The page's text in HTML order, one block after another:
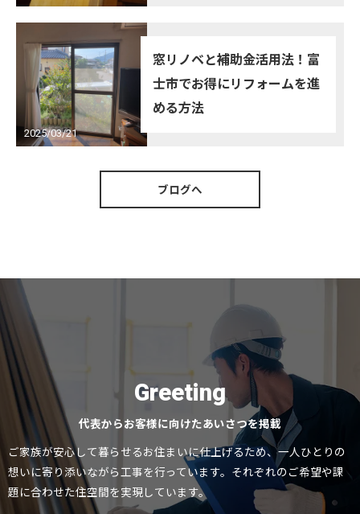
2025/03/21
窓リノベと補助金活用法！富
士市でお得にリフォームを進
める方法
ブログへ
Greeting
代表からお客様に向けたあいさつを掲載
ご家族が安心して暮らせるお住まいに仕上げるため、一人ひとりの
想いに寄り添いながら工事を行っています。それぞれのご希望や課
題に合わせた住空間を実現しています。